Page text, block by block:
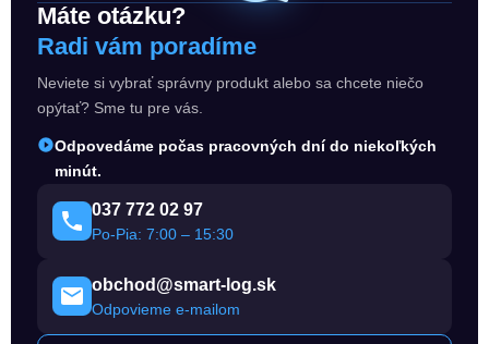
Máte otázku?
Radi vám poradíme
Neviete si vybrať správny produkt alebo sa chcete niečo
opýtať? Sme tu pre vás.
Odpovedáme počas pracovných dní do niekoľkých
minút.
037 772 02 97
Po-Pia: 7:00 – 15:30
obchod@smart-log.sk
Odpovieme e-mailom